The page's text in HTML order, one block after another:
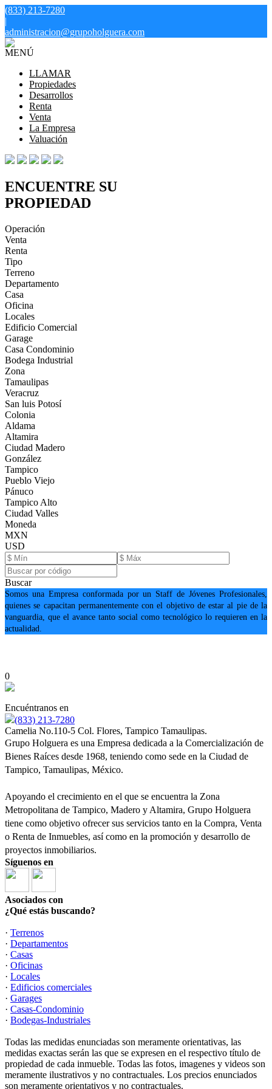
(833) 213-7280
|
administracion@grupoholguera.com
MENÚ
LLAMAR
Propiedades
Desarrollos
Renta
Venta
La Empresa
Valuación
ENCUENTRE SU
PROPIEDAD
Operación
Venta
Renta
Tipo
Terreno
Departamento
Casa
Oficina
Locales
Edificio Comercial
Garage
Casa Condominio
Bodega Industrial
Zona
Tamaulipas
Veracruz
San luis Potosí
Colonia
Aldama
Altamira
Ciudad Madero
González
Tampico
Pueblo Viejo
Pánuco
Tampico Alto
Ciudad Valles
Moneda
MXN
USD
Buscar
Somos una Empresa conformada por un Staff de Jóvenes Profesionales,
quienes se capacitan permanentemente con el objetivo de estar al pie de la
vanguardia, que el avance tanto social como tecnológico lo requieren en la
actualidad.
0
Encuéntranos en
(833) 213-7280
Camelia No.110-5 Col. Flores, Tampico Tamaulipas.
Grupo Holguera es una Empresa dedicada a la Comercialización de
Bienes Raíces desde 1968, teniendo como sede en la Ciudad de
Tampico, Tamaulipas, México.
Apoyando el crecimiento en el que se encuentra la Zona
Metropolitana de Tampico, Madero y Altamira, Grupo Holguera
tiene como objetivo ofrecer sus servicios tanto en la Compra, Venta
o Renta de Inmuebles, así como en la promoción y desarrollo de
proyectos inmobiliarios.
Síguenos en
Asociados con
¿Qué estás buscando?
· Terrenos
· Departamentos
· Casas
· Oficinas
· Locales
· Edificios comerciales
· Garages
· Casas-Condominio
· Bodegas-Industriales
Todas las medidas enunciadas son meramente orientativas, las
medidas exactas serán las que se expresen en el respectivo título de
propiedad de cada inmueble. Todas las fotos, imagenes y videos son
meramente ilustrativos y no contractuales. Los precios enunciados
son meramente orientativos y no contractuales.